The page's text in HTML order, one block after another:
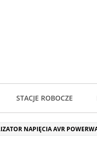
STACJE ROBOCZE
NAPIĘCIA AVR